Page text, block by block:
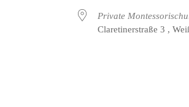
Private
Claretinerstraße 3 ,